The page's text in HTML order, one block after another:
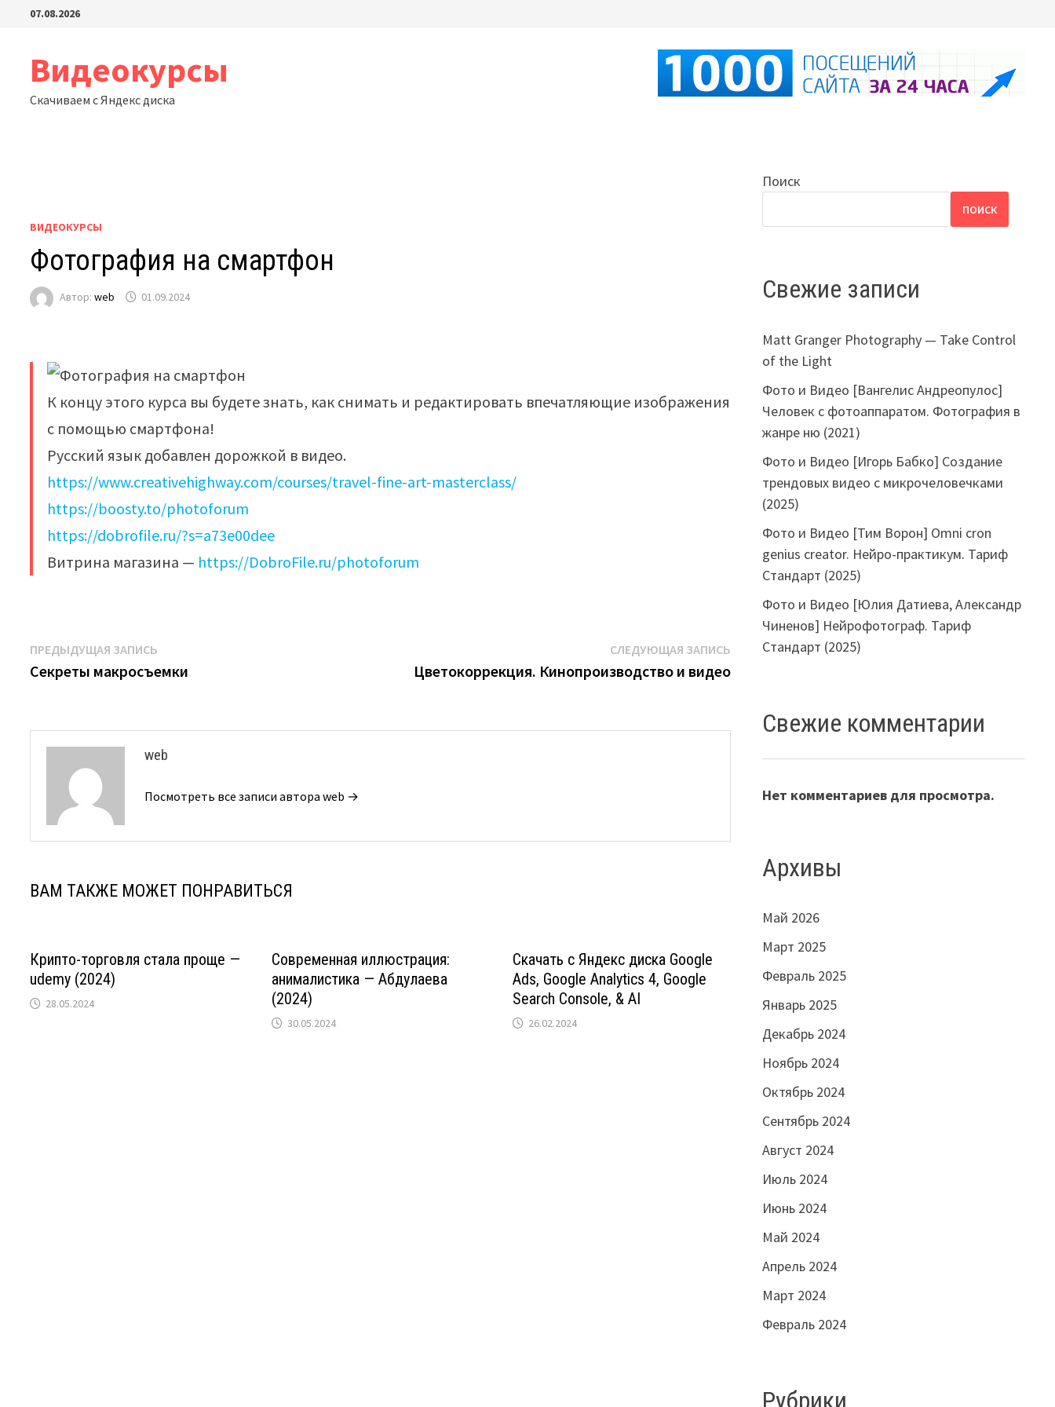
Перейти07.08.2026
Видеокурсы
Скачиваем с Яндекс диска
ВИДЕОКУРСЫ
Фотография на смартфон
Автор:web 01.09.2024
К концу этого курса вы будете знать, как снимать и редактировать впечатляющие изображения
с помощью смартфона!
Русский язык добавлен дорожкой в видео.
https://www.creativehighway.com/courses/travel-fine-art-masterclass/
https://boosty.to/photoforum
https://dobrofile.ru/?s=a73e00dee
Витрина магазина — https://DobroFile.ru/photoforum
Навигация
по
ПРЕДЫДУЩАЯ ЗАПИСЬ
запись:
Секреты макросъемки
СЛЕДУЮЩАЯ ЗАПИСЬСледующая
запись:
Цветокоррекция. Кинопроизводство и видео
web
Посмотреть все записи автора web →
ВАМ ТАКЖЕ МОЖЕТ ПОНРАВИТЬСЯ
Крипто-торговля стала проще —
udemy (2024)
28.05.2024
Современная иллюстрация:
анималистика — Абдулаева
(2024)
30.05.2024
Скачать с Яндекс диска Google
Ads, Google Analytics 4, Google
Search Console, & AI
26.02.2024
Поиск
ПОИСК
Свежие записи
Matt Granger Photography — Take Control
of the Light
Фото и Видео [Вангелис Андреопулос]
Человек с фотоаппаратом. Фотография в
жанре ню (2021)
Фото и Видео [Игорь Бабко] Создание
трендовых видео с микрочеловечками
(2025)
Фото и Видео [Тим Ворон] Omni cron
genius creator. Нейро-практикум. Тариф
Стандарт (2025)
Фото и Видео [Юлия Датиева, Александр
Чиненов] Нейрофотограф. Тариф
Стандарт (2025)
Свежие комментарии
Нет комментариев для просмотра.
Архивы
Май 2026
Март 2025
Февраль 2025
Январь 2025
Декабрь 2024
Ноябрь 2024
Октябрь 2024
Сентябрь 2024
Август 2024
Июль 2024
Июнь 2024
Май 2024
Апрель 2024
Март 2024
Февраль 2024
Рубрики